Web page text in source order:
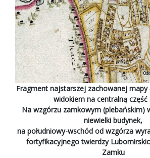
Fragment najstarszej zachowanej mapy
widokiem na centralną część
Na wzgórzu zamkowym (plebańskim)
niewielki budynek,
na południowy-wschód od wzgórza
fortyfikacyjnego twierdzy
Zamku